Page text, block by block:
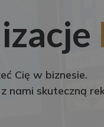
Cię w biznesie.
nami skuteczną